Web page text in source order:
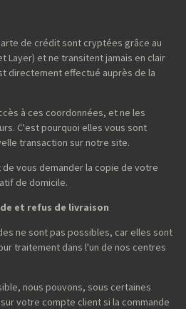
de crédit sont cryptées grâce au
Layer) et ne transitent jamais en clair
directement effectué auprès de la
à ces coordonnées, et ne les
C'est pourquoi elles vous sont
transaction sur notre site.
vous demander la copie de votre
de domicile.
et refus de livraison
ne sont pas possibles, car elles sont
traitement dans l'un de nos centres
nous pouvons, sous certaines
votre compte client si la commande